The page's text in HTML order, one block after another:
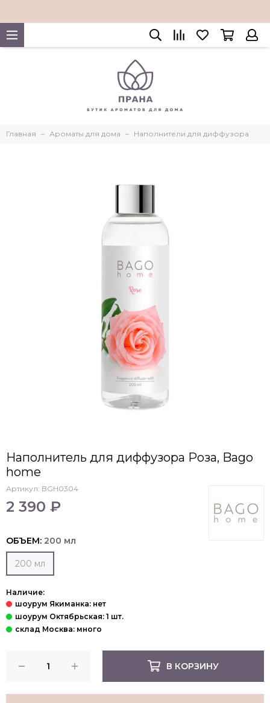
Главная Ароматы для дома Наполнители для диффузора
Наполнитель для диффузора Роза, Bago
home
Артикул: BGH0304
2 390 ₽
ОБЪЕМ: 200 мл
200 мл
Наличие:
В КОРЗИНУ